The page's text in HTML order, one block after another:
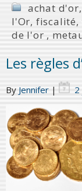
achat d'or
l'Or, fiscalité,
de l'or ,
Les règles
By Jennifer | 2